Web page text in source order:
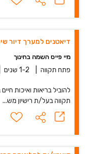
דיאטנים למערך דיור
מיי פייס השמה בחינוך
פתח תקווה 1-2 שנים
להוביל בריאות ואיכות
תקווה בעל/ת רישיון מש...